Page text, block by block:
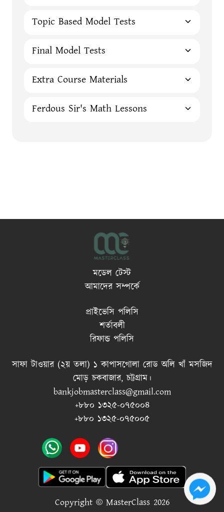
Topic Based Model Tests
Final Model Tests
Extra Course Materials
Ferdous Sir's Math Lessons
মডেল টেস্ট
আমাদের সম্পর্কে
প্রাইভেসি পলিসি
শর্তাবলী
রিফান্ড পলিসি
সাফা টাওয়ার (২য় তলা) ১ কাপাসগোলা রোড অলি খাঁ মসজিদ
মোড় চকবাজার, চট্টগ্রাম।
bankjobmasterclass@gmail.com
+৮৮০ ১৩২৫-০৭৫০০৪
+৮৮০ ১৩২৫-০৭৫০০৫
Copyright © MasterClass 2026